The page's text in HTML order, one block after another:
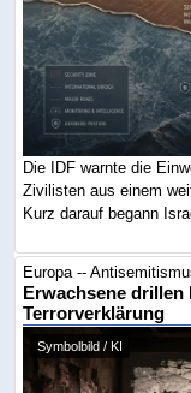
Die IDF warnte die
Zivilisten aus einem
Kurz darauf begann
Europa --
Erwachsene drillen
Terrorverklärung
Symbolbild / KI